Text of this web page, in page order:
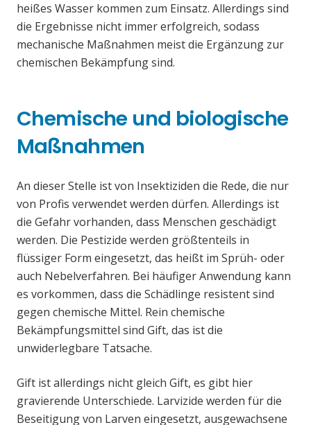
heißes Wasser kommen zum Einsatz. Allerdings sind
die Ergebnisse nicht immer erfolgreich, sodass
mechanische Maßnahmen meist die Ergänzung zur
chemischen Bekämpfung sind.
Chemische und biologische
Maßnahmen
An dieser Stelle ist von Insektiziden die Rede, die nur
von Profis verwendet werden dürfen. Allerdings ist
die Gefahr vorhanden, dass Menschen geschädigt
werden. Die Pestizide werden größtenteils in
flüssiger Form eingesetzt, das heißt im Sprüh- oder
auch Nebelverfahren. Bei häufiger Anwendung kann
es vorkommen, dass die Schädlinge resistent sind
gegen chemische Mittel. Rein chemische
Bekämpfungsmittel sind Gift, das ist die
unwiderlegbare Tatsache.
Gift ist allerdings nicht gleich Gift, es gibt hier
gravierende Unterschiede. Larvizide werden für die
Beseitigung von Larven eingesetzt, ausgewachsene